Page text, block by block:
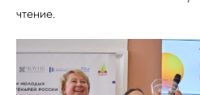
чтение.